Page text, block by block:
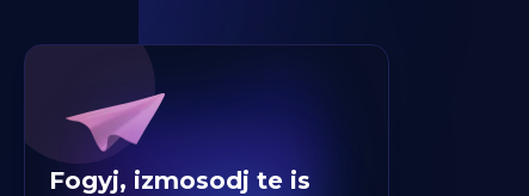
Fogyj, izmosodj te is